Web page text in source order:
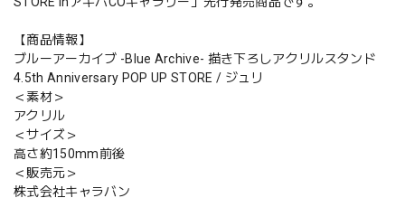
【商品情報】
ブルーアーカイブ -Blue Archive- 描き下ろしアクリルスタンド
4.5th Anniversary POP UP STORE / ジュリ
＜素材＞
アクリル
＜サイズ＞
高さ約150mm前後
＜販売元＞
株式会社キャラバン